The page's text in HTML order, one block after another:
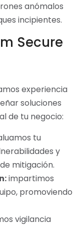
anómalos
incipientes.
Secure
experiencia
soluciones
de tu negocio:
tu
y
mitigación.
impartimos
promoviendo
vigilancia